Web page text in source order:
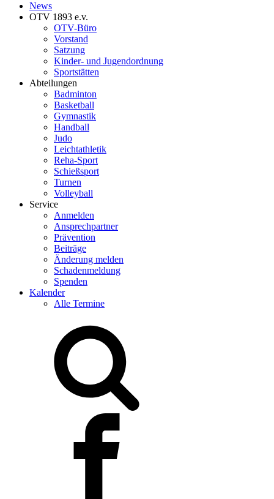
News
OTV 1893 e.v.
OTV-Büro
Vorstand
Satzung
Kinder- und Jugendordnung
Sportstätten
Abteilungen
Badminton
Basketball
Gymnastik
Handball
Judo
Leichtathletik
Reha-Sport
Schießsport
Turnen
Volleyball
Service
Anmelden
Ansprechpartner
Prävention
Beiträge
Änderung melden
Schadenmeldung
Spenden
Kalender
Alle Termine